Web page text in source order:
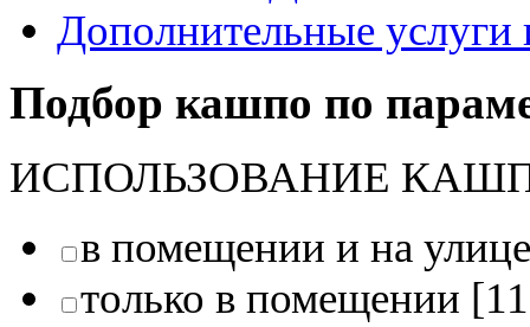
Дополнительные услуги
Подбор кашпо по
ИСПОЛЬЗОВАНИЕ
в помещении и на улице
только в помещении